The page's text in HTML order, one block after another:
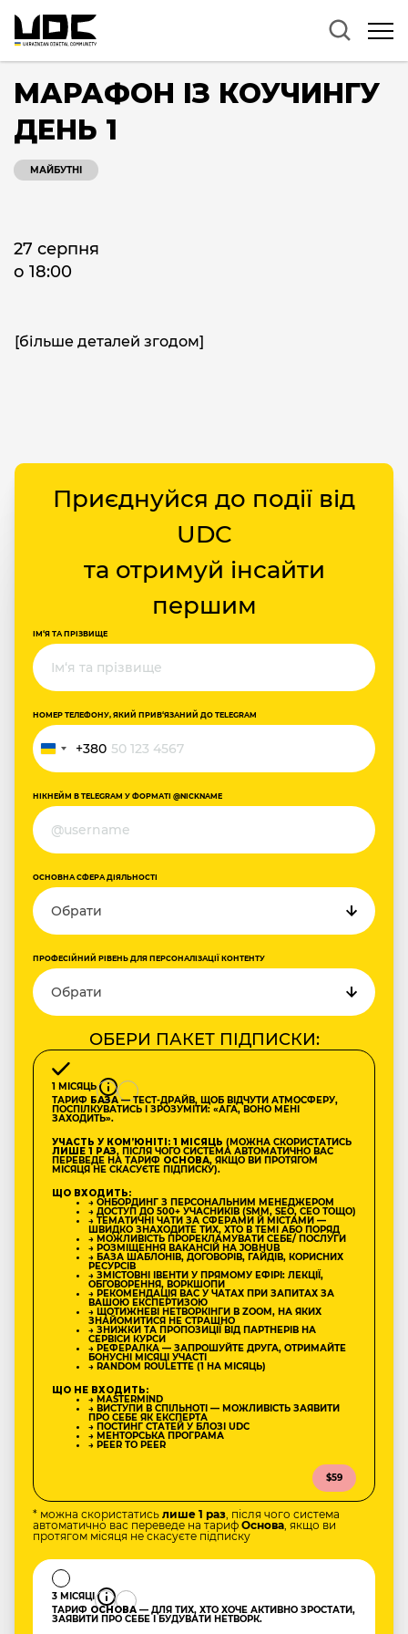
МАРАФОН ІЗ КОУЧИНГУ
ДЕНЬ 1
МАЙБУТНІ
27 серпня
о 18:00
[більше деталей згодом]
Приєднуйся до події від
UDC
та отримуй інсайти
першим
ІМ‘Я ТА ПРІЗВИЩЕ
НОМЕР ТЕЛЕФОНУ, ЯКИЙ ПРИВ‘ЯЗАНИЙ ДО TELEGRAM
Україна
+380
+380
НІКНЕЙМ В TELEGRAM У ФОРМАТІ @NICKNAME
ОСНОВНА СФЕРА ДІЯЛЬНОСТІ
ПРОФЕСІЙНИЙ РІВЕНЬ ДЛЯ ПЕРСОНАЛІЗАЦІЇ КОНТЕНТУ
ОБЕРИ ПАКЕТ ПІДПИСКИ:
1 МІСЯЦЬ
ТАРИФ БАЗА— ТЕСТ-ДРАЙВ, ЩОБ ВІДЧУТИ АТМОСФЕРУ,
ПОСПІЛКУВАТИСЬ І ЗРОЗУМІТИ: «АГА, ВОНО МЕНІ
ЗАХОДИТЬ».
УЧАСТЬ У КОМʼЮНІТІ: 1 МІСЯЦЬ (МОЖНА СКОРИСТАТИСЬ
ЛИШЕ 1 РАЗ, ПІСЛЯ ЧОГО СИСТЕМА АВТОМАТИЧНО ВАС
ПЕРЕВЕДЕ НА ТАРИФ ОСНОВА, ЯКЩО ВИ ПРОТЯГОМ
МІСЯЦЯ НЕ СКАСУЄТЕ ПІДПИСКУ).
ЩО ВХОДИТЬ:
→ ОНБОРДИНГ З ПЕРСОНАЛЬНИМ МЕНЕДЖЕРОМ
→ ДОСТУП ДО 500+ УЧАСНИКІВ (SMM, SEO, CEO ТОЩО)
→ ТЕМАТИЧНІ ЧАТИ ЗА СФЕРАМИ Й МІСТАМИ —
ШВИДКО ЗНАХОДИТЕ ТИХ, ХТО В ТЕМІ АБО ПОРЯД
→ МОЖЛИВІСТЬ ПРОРЕКЛАМУВАТИ СЕБЕ/ ПОСЛУГИ
→ РОЗМІЩЕННЯ ВАКАНСІЙ НА JOBHUB
→ БАЗА ШАБЛОНІВ, ДОГОВОРІВ, ГАЙДІВ, КОРИСНИХ
РЕСУРСІВ
→ ЗМІСТОВНІ ІВЕНТИ У ПРЯМОМУ ЕФІРІ: ЛЕКЦІЇ,
ОБГОВОРЕННЯ, ВОРКШОПИ
→ РЕКОМЕНДАЦІЯ ВАС У ЧАТАХ ПРИ ЗАПИТАХ ЗА
ВАШОЮ ЕКСПЕРТИЗОЮ
→ ЩОТИЖНЕВІ НЕТВОРКІНГИ В ZOOM, НА ЯКИХ
ЗНАЙОМИТИСЯ НЕ СТРАШНО
→ ЗНИЖКИ ТА ПРОПОЗИЦІЇ ВІД ПАРТНЕРІВ НА
СЕРВІСИ КУРСИ
→ РЕФЕРАЛКА — ЗАПРОШУЙТЕ ДРУГА, ОТРИМАЙТЕ
БОНУСНІ МІСЯЦІ УЧАСТІ
→ RANDOM ROULETTE (1 НА МІСЯЦЬ)
ЩО НЕ ВХОДИТЬ:
→ MASTERMIND
→ ВИСТУПИ В СПІЛЬНОТІ — МОЖЛИВІСТЬ ЗАЯВИТИ
ПРО СЕБЕ ЯК ЕКСПЕРТА
→ ПОСТИНГ СТАТЕЙ У БЛОЗІ UDC
→ МЕНТОРСЬКА ПРОГРАМА
→ PEER TO PEER
$59
* можна скористатись лише 1 раз, після чого система
автоматично вас переведе на тариф Основа, якщо ви
протягом місяця не скасуєте підписку
3 МІСЯЦІ
ТАРИФ ОСНОВА — ДЛЯ ТИХ, ХТО ХОЧЕ АКТИВНО ЗРОСТАТИ,
ЗАЯВИТИ ПРО СЕБЕ І БУДУВАТИ НЕТВОРК.